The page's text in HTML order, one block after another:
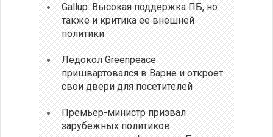
Gallup: Высокая поддержка ПБ, но
также и критика ее внешней
политики
Ледокол Greenpeace
пришвартовался в Варне и откроет
свои двери для посетителей
Премьер-министр призвал
зарубежных политиков